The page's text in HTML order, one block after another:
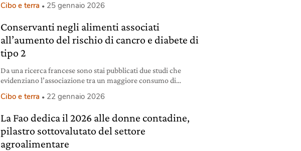
Cibo e terra 25 gennaio 2026
Conservanti negli alimenti associati
all’aumento del rischio di cancro e diabete di
tipo 2
Da una ricerca francese sono stai pubblicati due studi che
evidenziano l’associazione tra un maggiore consumo di
Cibo e terra 22 gennaio 2026
La Fao dedica il 2026 alle donne contadine,
pilastro sottovalutato del settore
agroalimentare